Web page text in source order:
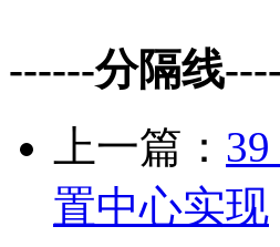
------分隔线
上一篇：
置中心实现